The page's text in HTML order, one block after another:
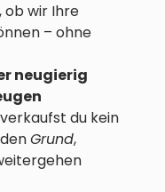
ob wir Ihre
– ohne
neugierig
du kein
Grund,